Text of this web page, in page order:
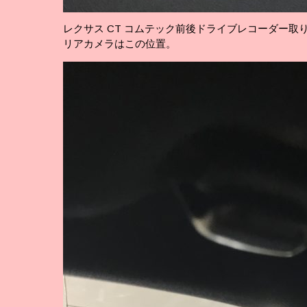
レクサス CT コムテック前後ドライブレコーダー取
リアカメラはこの位置。